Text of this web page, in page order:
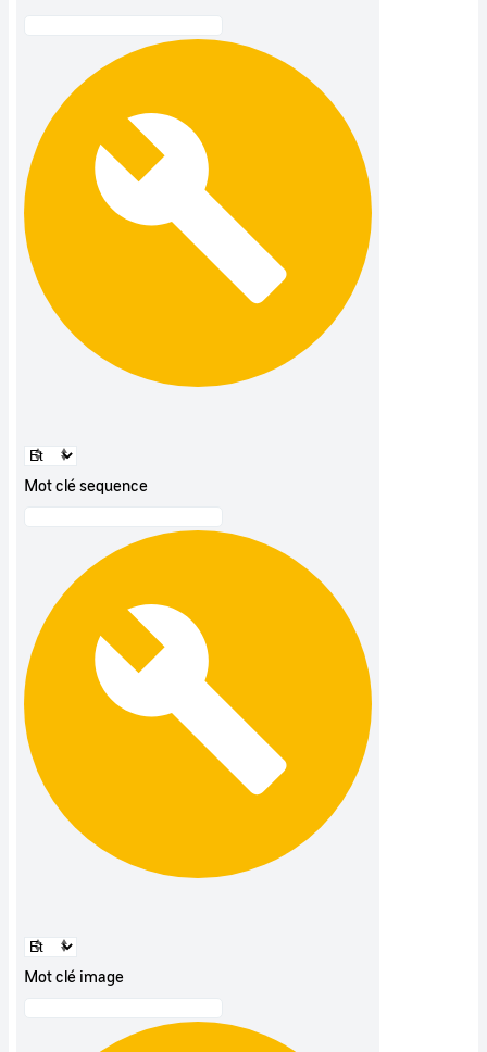
Mot clé sequence
Mot clé image